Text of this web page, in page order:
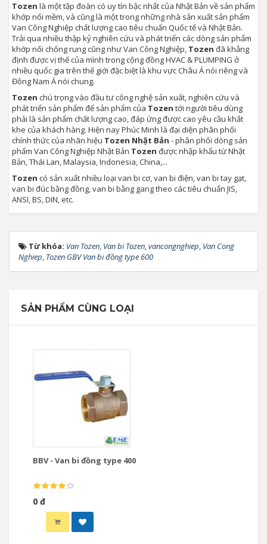
Tozen là một tập đoàn có uy tín bậc nhất của Nhật Bản về sản phẩm
khớp nối mềm, và cũng là một trong những nhà sản xuất sản phẩm
Van Công Nghiệp chất lượng cao tiêu chuẩn Quốc tế và Nhật Bản.
Trải qua nhiều thập kỷ nghiên cứu và phát triển các dòng sản phẩm
khớp nối chống rung cũng như Van Công Nghiệp, Tozen đã khẳng
định được vị thế của mình trong cộng đồng HVAC & PLUMPING ở
nhiều quốc gia trên thế giới đặc biệt là khu vực Châu Á nói riêng và
Đông Nam Á nói chung.
Tozen chú trọng vào đầu tư công nghệ sản xuất, nghiên cứu và
phát triển sản phẩm để sản phẩm của Tozen tới người tiêu dùng
phải là sản phẩm chất lượng cao, đáp ứng được cao yêu cầu khắt
khe của khách hàng. Hiện nay Phúc Minh là đại diện phân phối
chính thức của nhãn hiệu Tozen Nhật Bản - phân phối dòng sản
phẩm Van Công Nghiệp Nhật Bản Tozen được nhập khẩu từ Nhật
Bản, Thái Lan, Malaysia, Indonesia, China,...
Tozen có sản xuất nhiều loại van bi cơ, van bi điện, van bi tay gạt,
van bi đúc bằng đồng, van bi bằng gang theo các tiêu chuẩn JIS,
ANSI, BS, DIN, etc.
Từ khóa: Van Tozen, Van bi Tozen,vancongnghiep, Van Cong
Nghiep, Tozen GBV Van bi đồng type 600
SẢN PHẨM CÙNG LOẠI
BBV - Van bi đồng type 400
0 đ